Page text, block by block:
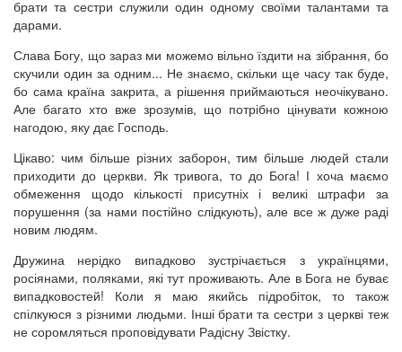
брати та сестри служили один одному своїми талантами та
дарами.
Слава Богу, що зараз ми можемо вільно їздити на зібрання, бо
скучили один за одним... Не знаємо, скільки ще часу так буде,
бо сама країна закрита, а рішення приймаються неочікувано.
Але багато хто вже зрозумів, що потрібно цінувати кожною
нагодою, яку дає Господь.
Цікаво: чим більше різних заборон, тим більше людей стали
приходити до церкви. Як тривога, то до Бога! І хоча маємо
обмеження щодо кількості присутніх і великі штрафи за
порушення (за нами постійно слідкують), але все ж дуже раді
новим людям.
Дружина нерідко випадково зустрічається з українцями,
росіянами, поляками, які тут проживають. Але в Бога не буває
випадковостей! Коли я маю якийсь підробіток, то також
спілкуюся з різними людьми. Інші брати та сестри з церкві теж
не соромляться проповідувати Радісну Звістку.